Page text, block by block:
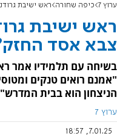
ערוץ 7 כיפה שחורה ראש ישיבת גרודנא:
ראש ישיבת
צבא אסד
בשיחה עם תלמידיו אמר
"אמנם רואים טנקים
הניצחון הוא בבית המדרש"
ערוץ 7
7.01.25, 18:57